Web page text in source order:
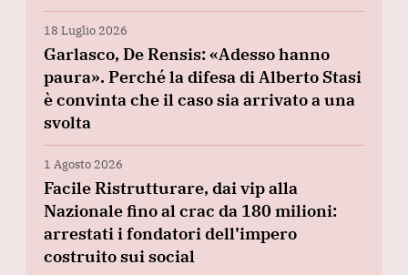
18 Luglio 2026
Garlasco, De Rensis: «Adesso hanno
paura». Perché la difesa di Alberto Stasi
è convinta che il caso sia arrivato a una
svolta
1 Agosto 2026
Facile Ristrutturare, dai vip alla
Nazionale fino al crac da 180 milioni:
arrestati i fondatori dell’impero
costruito sui social